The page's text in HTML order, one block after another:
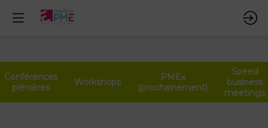
Conférences
plénières
Workshops
PMEx
(prochainement)
Speed
business
meetings